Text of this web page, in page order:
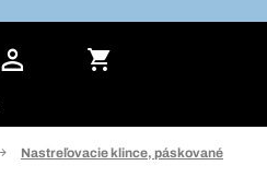
Nastreľovacie klince, páskované